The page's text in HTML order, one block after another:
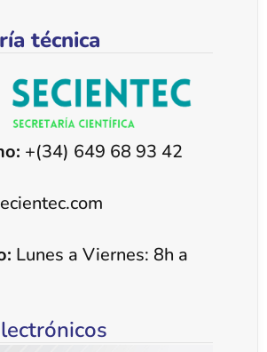
técnica
+(34) 649 68 93 42
Lunes a Viernes: 8h a